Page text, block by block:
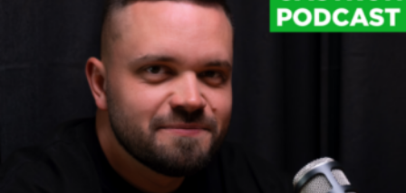
i informačních cedulí, a naopak řadu daňových